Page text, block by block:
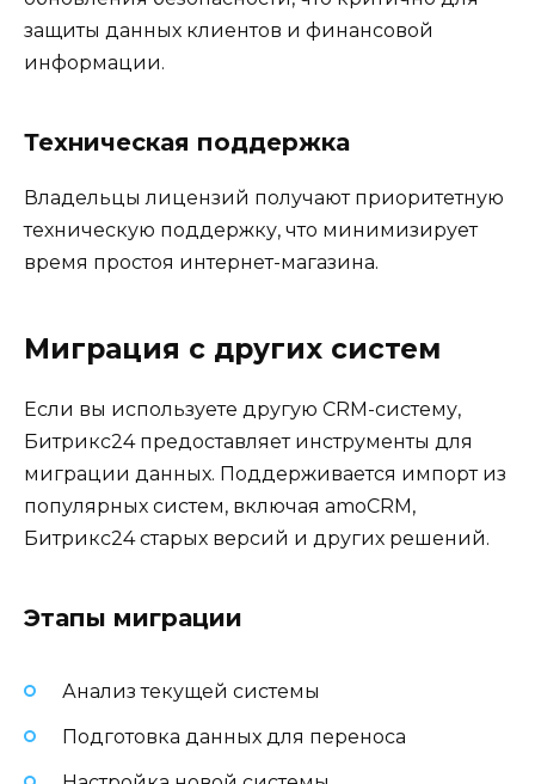
защиты данных клиентов и финансовой
информации.
Техническая поддержка
Владельцы лицензий получают приоритетную
техническую поддержку, что минимизирует
время простоя интернет-магазина.
Миграция с других систем
Если вы используете другую CRM-систему,
Битрикс24 предоставляет инструменты для
миграции данных. Поддерживается импорт из
популярных систем, включая amoCRM,
Битрикс24 старых версий и других решений.
Этапы миграции
Анализ текущей системы
Подготовка данных для переноса